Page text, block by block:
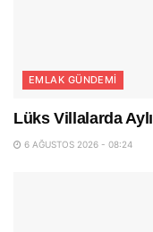
EMLAK GÜNDEMI
Lüks Villalarda
6 AĞUSTOS 2026 - 08:24